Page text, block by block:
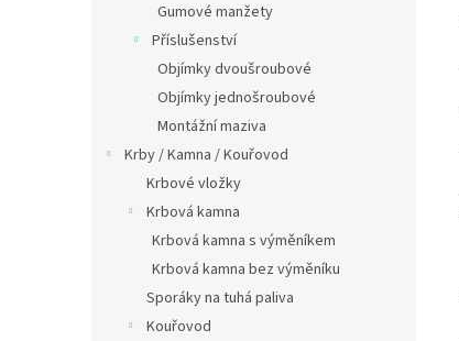
Gumové manžety
Příslušenství
Objímky dvoušroubové
Objímky jednošroubové
Montážní maziva
Krby / Kamna / Kouřovod
Krbové vložky
Krbová kamna
Krbová kamna s výměníkem
Krbová kamna bez výměníku
Sporáky na tuhá paliva
Kouřovod